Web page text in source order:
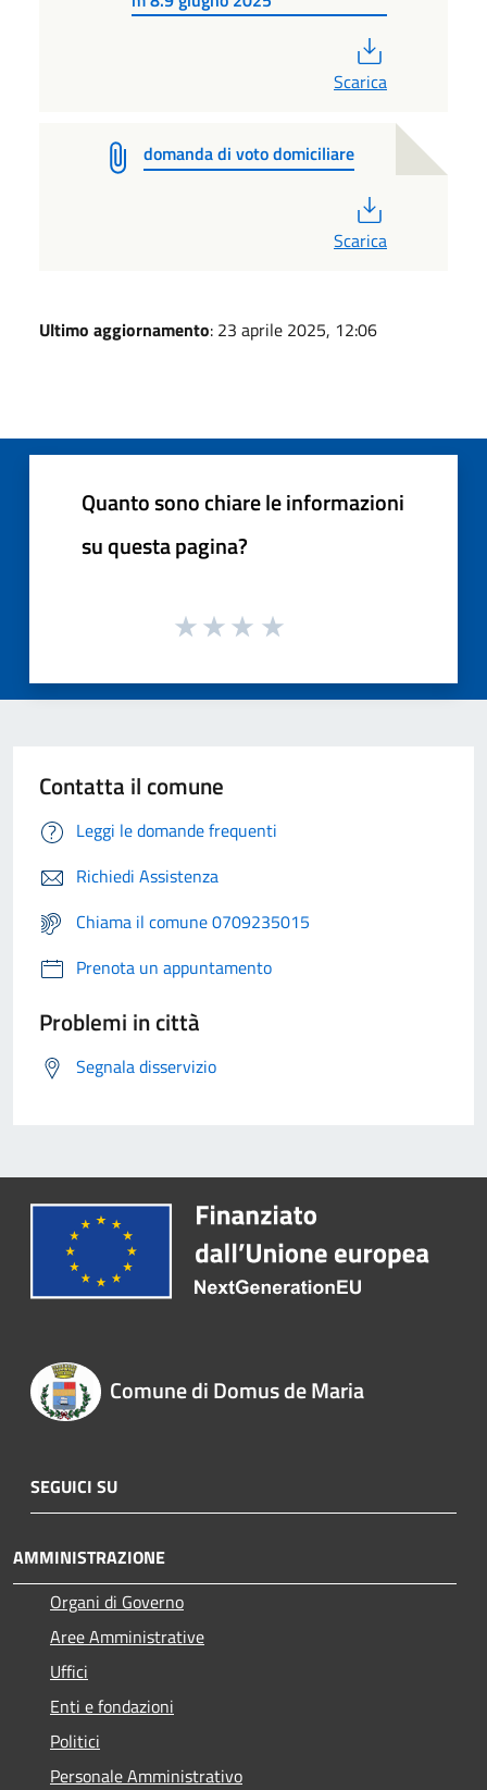
Scarica
domanda di voto domiciliare
Scarica
Ultimo aggiornamento: 23 aprile 2025, 12:06
Quanto sono chiare le informazioni
su questa pagina?
Contatta il comune
Leggi le domande frequenti
Richiedi Assistenza
Chiama il comune 0709235015
Prenota un appuntamento
Problemi in città
Segnala disservizio
Comune di Domus de Maria
SEGUICI SU
AMMINISTRAZIONE
Organi di Governo
Aree Amministrative
Uffici
Enti e fondazioni
Politici
Personale Amministrativo